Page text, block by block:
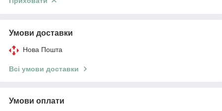
Умови доставки
Нова Пошта
Всі умови доставки
Умови оплати